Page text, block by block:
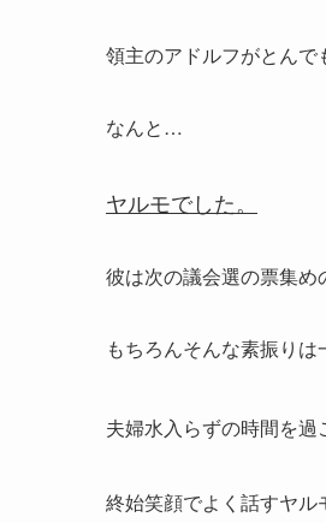
領主のアドルフがとんで
なんと…
ヤルモでした。
彼は次の議会選の票集め
もちろんそんな素振り
夫婦水入らずの時間を
終始笑顔でよく話すヤル